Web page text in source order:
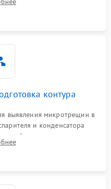
₽
₽
электронного дисплея.
контура
выявления микротрещин в
и конденсатора
фильтра-осушителя и
для устранения засоров.